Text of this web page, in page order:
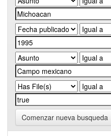
Comenzar nueva busqueda